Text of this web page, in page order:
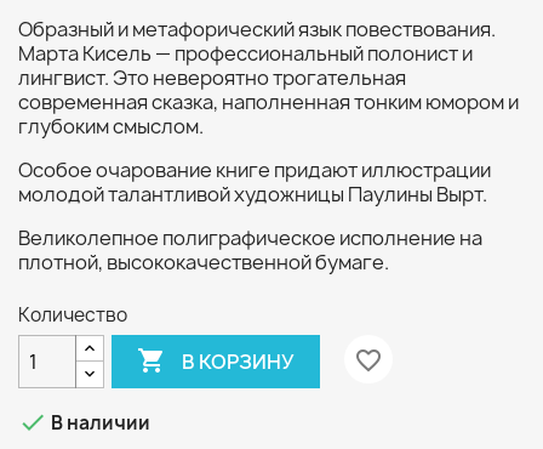
Образный и метафорический язык повествования.
Марта Кисель — профессиональный полонист и
лингвист. Это невероятно трогательная
современная сказка, наполненная тонким юмором и
глубоким смыслом.
Особое очарование книге придают иллюстрации
молодой талантливой художницы Паулины Вырт.
Великолепное полиграфическое исполнение на
плотной, высококачественной бумаге.
Количество
 В КОРЗИНУ favorite_border
 В наличии